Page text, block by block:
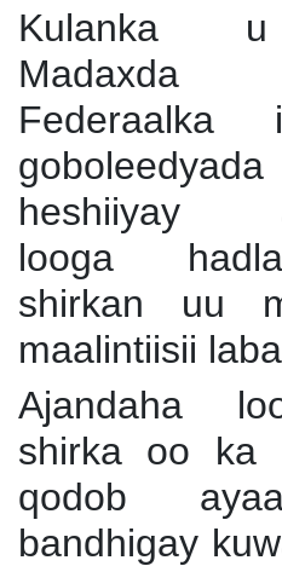
Kulanka u
Madaxda
Federaalka
heshiiyay
looga
shirkan uu
maalintiisii
Ajandaha
shirka oo ka
qodob
bandhigay